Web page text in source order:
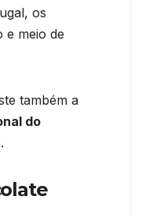
os
e meio de
também a
do